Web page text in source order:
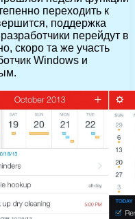
переходить к
поддержка
перейдут в
скоро та же участь
Windows и